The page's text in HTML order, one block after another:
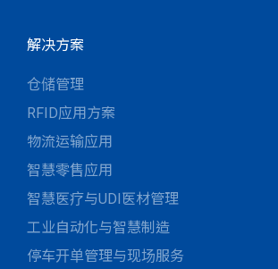
解决方案
仓储管理
RFID应用方案
物流运输应用
智慧零售应用
智慧医疗与UDI医材管理
工业自动化与智慧制造
停车开单管理与现场服务